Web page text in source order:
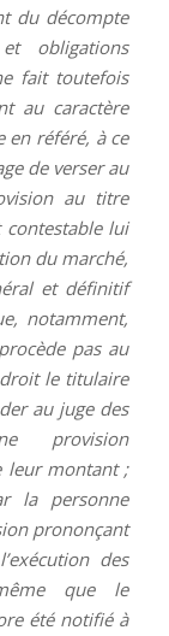
du décompte
obligations
fait toutefois
au caractère
en référé, à ce
de verser au
au titre
contestable lui
du marché,
et définitif
notamment,
pas au
droit le titulaire
au juge des
provision
leur montant ;
la personne
prononçant
des
que le
été notifié à